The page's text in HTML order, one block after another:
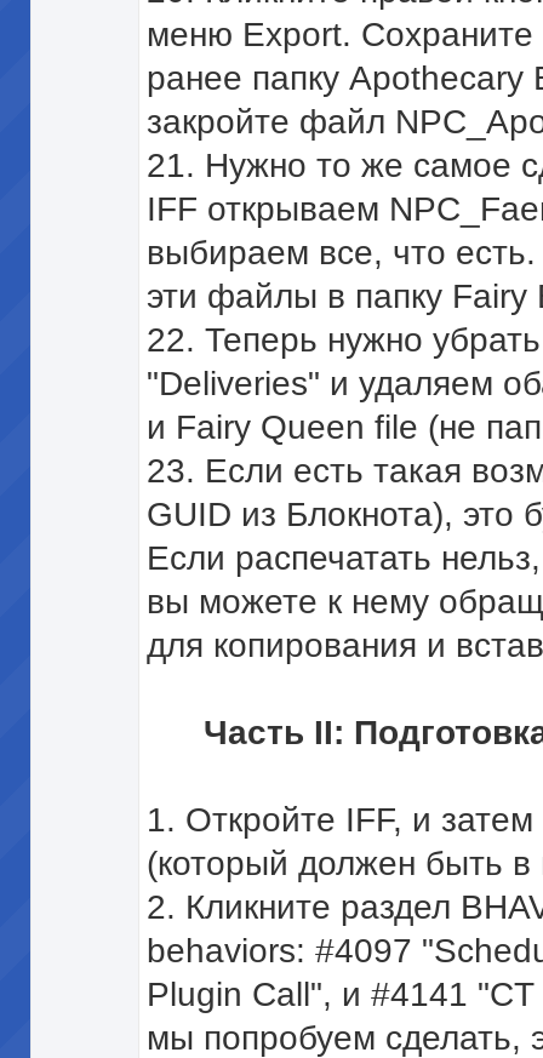
меню Export.
ранее папку
закройте файл
21. Нужно то же самое
IFF открываем
выбираем все, что
эти файлы в папку Fairy
22. Теперь нужно
"Deliveries" и удаляем
и Fairy Queen file (не
23. Если есть такая
GUID из Блокнота), это
Если распечатать
вы можете к нему
для копирования и
Часть II:
1. Откройте IFF, и
(который должен быть в
2. Кликните раздел
behaviors: #4097
Plugin Call", и #4141
мы попробуем сделать,